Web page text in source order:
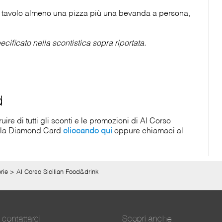
almeno una pizza più una bevanda a persona,
nella scontistica sopra riportata.
di tutti gli sconti e le promozioni di Al Corso
Diamond Cardcliccando qui oppure chiamaci al
> Al Corso Sicilian Food&drink
Scopri anche